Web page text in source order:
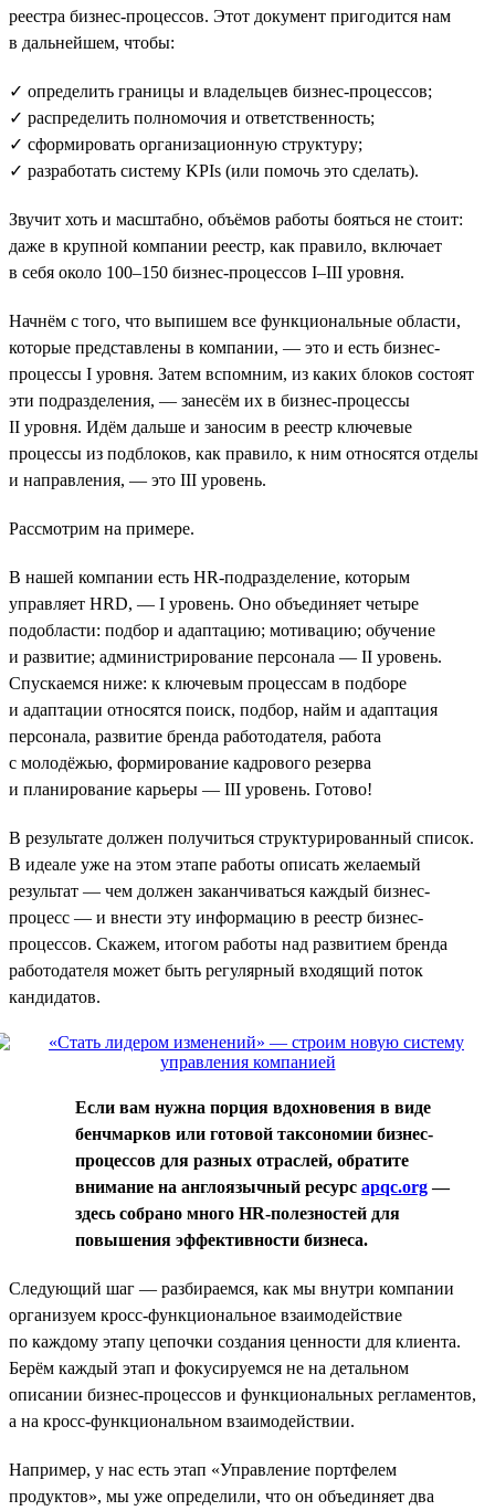
реестра бизнес-процессов. Этот документ пригодится нам
в дальнейшем, чтобы:
✓ определить границы и владельцев бизнес-процессов;
✓ распределить полномочия и ответственность;
✓ сформировать организационную структуру;
✓ разработать систему KPIs (или помочь это сделать).
Звучит хоть и масштабно, объёмов работы бояться не стоит:
даже в крупной компании реестр, как правило, включает
в себя около 100–150 бизнес-процессов I–III уровня.
Начнём с того, что выпишем все функциональные области,
которые представлены в компании, — это и есть бизнес-
процессы I уровня. Затем вспомним, из каких блоков состоят
эти подразделения, — занесём их в бизнес-процессы
II уровня. Идём дальше и заносим в реестр ключевые
процессы из подблоков, как правило, к ним относятся отделы
и направления, — это III уровень.
Рассмотрим на примере.
В нашей компании есть HR-подразделение, которым
управляет HRD, — I уровень. Оно объединяет четыре
подобласти: подбор и адаптацию; мотивацию; обучение
и развитие; администрирование персонала — II уровень.
Спускаемся ниже: к ключевым процессам в подборе
и адаптации относятся поиск, подбор, найм и адаптация
персонала, развитие бренда работодателя, работа
с молодёжью, формирование кадрового резерва
и планирование карьеры — III уровень. Готово!
В результате должен получиться структурированный список.
В идеале уже на этом этапе работы описать желаемый
результат — чем должен заканчиваться каждый бизнес-
процесс — и внести эту информацию в реестр бизнес-
процессов. Скажем, итогом работы над развитием бренда
работодателя может быть регулярный входящий поток
кандидатов.
Если вам нужна порция вдохновения в виде
бенчмарков или готовой таксономии бизнес-
процессов для разных отраслей, обратите
внимание на англоязычный ресурс apqc.org—
здесь собрано много HR-полезностей для
повышения эффективности бизнеса.
Следующий шаг — разбираемся, как мы внутри компании
организуем кросс-функциональное взаимодействие
по каждому этапу цепочки создания ценности для клиента.
Берём каждый этап и фокусируемся не на детальном
описании бизнес-процессов и функциональных регламентов,
а на кросс-функциональном взаимодействии.
Например, у нас есть этап «Управление портфелем
продуктов», мы уже определили, что он объединяет два